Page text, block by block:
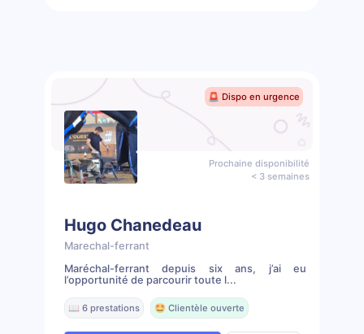
🚨 Dispo en urgence
Prochaine disponibilité
< 3 semaines
Hugo Chanedeau
Marechal-ferrant
Maréchal-ferrant depuis six ans, j’ai eu
l’opportunité de parcourir toute l...
📖 6 prestations 🤩 Clientèle ouverte